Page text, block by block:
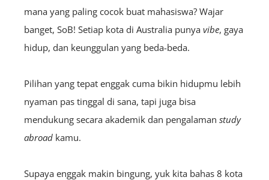
mana yang paling cocok buat mahasiswa? Wajar
banget, SoB! Setiap kota di Australia punya vibe, gaya
hidup, dan keunggulan yang beda-beda.
Pilihan yang tepat enggak cuma bikin hidupmu lebih
nyaman pas tinggal di sana, tapi juga bisa
mendukung secara akademik dan pengalaman study
abroad kamu.
Supaya enggak makin bingung, yuk kita bahas 8 kota